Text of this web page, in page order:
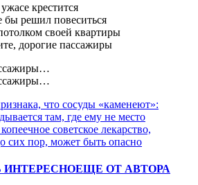
крестится
решил повеситься
своей квартиры
дорогие пассажиры
что сосуды «каменеют»:
там, где ему не место
советское лекарство,
сих пор, может быть опасно
ЕЩЕ ОТ АВТОРА